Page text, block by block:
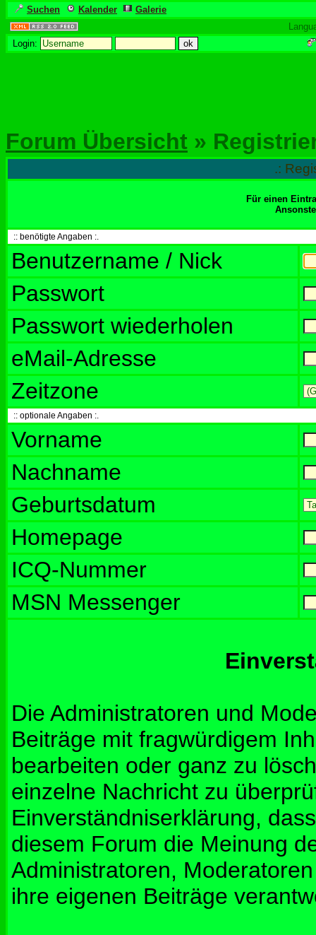
Suchen Kalender
Galerie
Login:
Forum Übersicht »
.:
Für einen
:: benötigte Angaben :.
Benutzername / Nick
Passwort
Passwort wiederholen
eMail-Adresse
Zeitzone
:: optionale Angaben :.
Vorname
Nachname
Geburtsdatum
Homepage
ICQ-Nummer
MSN Messenger
Die Administratoren und
Beiträge mit fragwürdigem
bearbeiten oder ganz zu
einzelne Nachricht zu
Einverständniserklärung,
diesem Forum die Meinung
Administratoren,
ihre eigenen Beiträge